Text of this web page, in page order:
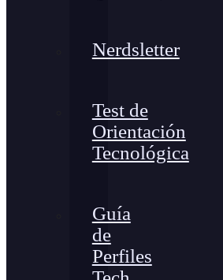
Nerdsletter
Test de
Orientación
Tecnológica
Guía
de
Perfiles